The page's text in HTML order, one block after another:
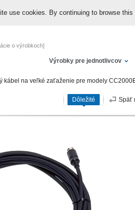
use cookies. By continuing to browse
o výrobkoch]
Výrobky pre jednotlivcov
kábel na veľké zaťaženie pre modely
Dôležité Späť